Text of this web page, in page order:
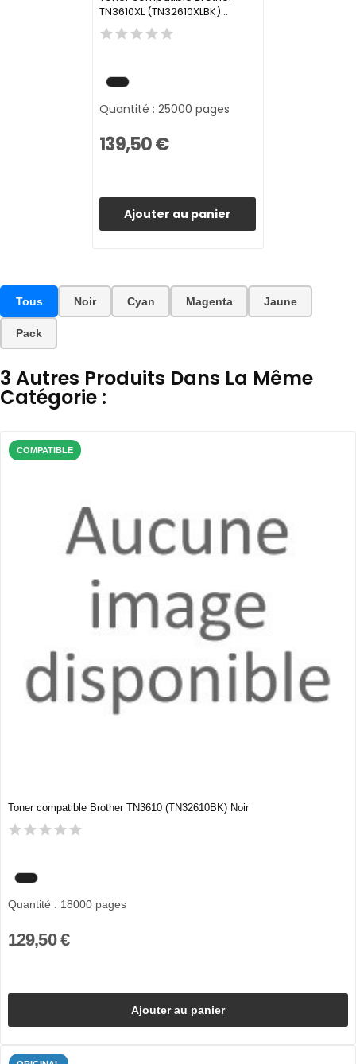
TN3610XL (TN32610XLBK)...
Quantité : 25000 pages
139,50 €
Ajouter au panier
Tous Noir Cyan Magenta Jaune
Pack
3 Autres Produits Dans La Même
Catégorie :
COMPATIBLE
Toner compatible Brother TN3610 (TN32610BK) Noir
Quantité : 18000 pages
129,50 €
Ajouter au panier